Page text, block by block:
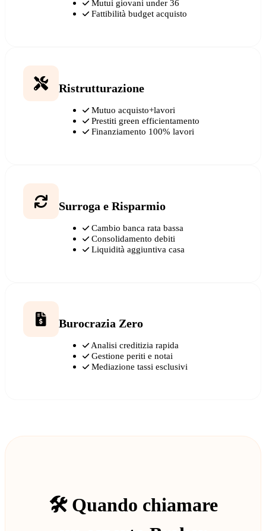
Mutui giovani under 36
Fattibilità budget acquisto
Ristrutturazione
Mutuo acquisto+lavori
Prestiti green efficientamento
Finanziamento 100% lavori
Surroga e Risparmio
Cambio banca rata bassa
Consolidamento debiti
Liquidità aggiuntiva casa
Burocrazia Zero
Analisi creditizia rapida
Gestione periti e notai
Mediazione tassi esclusivi
🛠️ Quando chiamare